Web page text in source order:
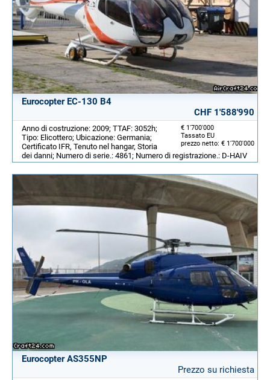
Eurocopter EC-130 B4
CHF 1'588'990
€ 1'700'000
Tassato EU
prezzo netto: € 1'700'000
Anno di costruzione: 2009; TTAF: 3052h;
Tipo: Elicottero; Ubicazione: Germania;
Certificato IFR, Tenuto nel hangar, Storia
dei danni; Numero di serie.: 4861; Numero di registrazione.: D-HAIV
Eurocopter AS355NP
Prezzo su richiesta